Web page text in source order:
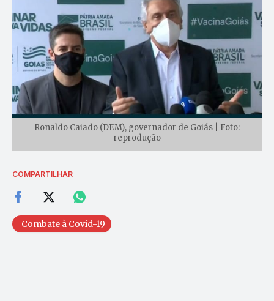
Ronaldo Caiado (DEM), governador de Goiás | Foto:
reprodução
COMPARTILHAR
Combate à Covid-19